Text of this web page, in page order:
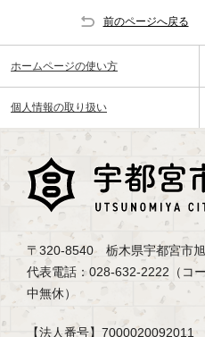
前のページへ戻る
ホームページの使い方
個人情報の取り扱い
〒320-8540 栃木県宇都宮市
代表電話：028-632-2222（コ
中無休）
【法人番号】7000020092011